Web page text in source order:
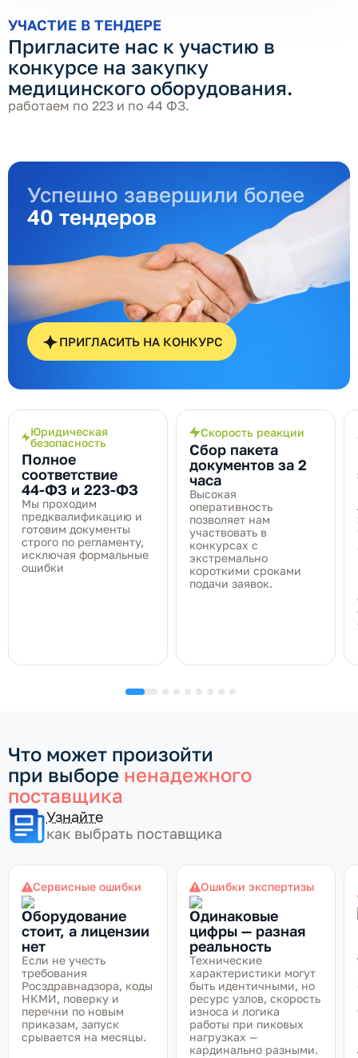
УЧАСТИЕ В ТЕНДЕРЕ
Пригласите нас к участию в
конкурсе на закупку
медицинского оборудования.
работаем по 223 и по 44 ФЗ.
Успешно завершили более
40 тендеров
ПРИГЛАСИТЬ НА КОНКУРС
Юридическая
безопасность
Полное
соответствие
44‑ФЗ и 223‑ФЗ
Мы проходим
предквалификацию и
готовим документы
строго по регламенту,
исключая формальные
ошибки
Скорость реакции
Сбор пакета
документов за 2
часа
Высокая
оперативность
позволяет нам
участвовать в
конкурсах с
экстремально
короткими сроками
подачи заявок.
Что может произойти
при выборе ненадежного
поставщика
Узнайте
как выбрать поставщика
Сервисные ошибки
Оборудование
стоит, а лицензии
нет
Если не учесть
требования
Росздравнадзора, коды
НКМИ, поверку и
перечни по новым
приказам, запуск
срывается на месяцы.
Ошибки экспертизы
Одинаковые
цифры — разная
реальность
Технические
характеристики могут
быть идентичными, но
ресурс узлов, скорость
износа и логика
работы при пиковых
нагрузках —
кардинально разными.